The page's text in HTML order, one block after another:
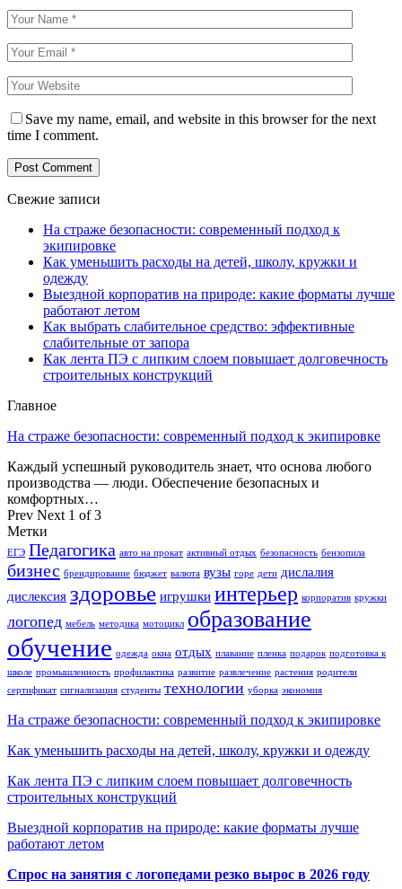
Save my name, email, and website in this browser for the next
time I comment.
Свежие записи
На страже безопасности: современный подход к
экипировке
Как уменьшить расходы на детей, школу, кружки и
одежду
Выездной корпоратив на природе: какие форматы лучше
работают летом
Как выбрать слабительное средство: эффективные
слабительные от запора
Как лента ПЭ с липким слоем повышает долговечность
строительных конструкций
Главное
На страже безопасности: современный подход к экипировке
Каждый успешный руководитель знает, что основа любого
производства — люди. Обеспечение безопасных и
комфортных…
Prev Next 1 of 3
Метки
ЕГЭ Педагогика авто на прокат активный отдых безопасность бензопила
бизнес брендирование бюджет валюта вузы горе дети дислалия
дислексия здоровье игрушки интерьер корпоратив кружки
логопед мебель методика мотоцикл образование
обучение одежда окна отдых плавание пленка подарок подготовка к
школе промышленность профилактика развитие развлечение растения родители
сертификат сигнализация студенты технологии уборка экономия
На страже безопасности: современный подход к экипировке
Как уменьшить расходы на детей, школу, кружки и одежду
Как лента ПЭ с липким слоем повышает долговечность
строительных конструкций
Выездной корпоратив на природе: какие форматы лучше
работают летом
Спрос на занятия с логопедами резко вырос в 2026 году